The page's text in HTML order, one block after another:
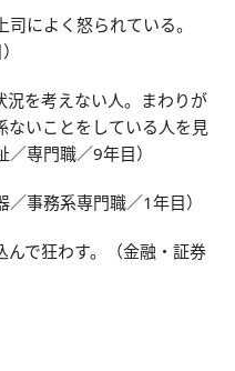
によく怒られている。
況を考えない人。まわりが
ないことをしている人を見
専門職／9年目）
事務系専門職／1年目）
んで狂わす。（金融・証券